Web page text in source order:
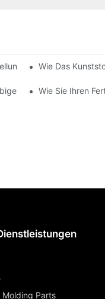
Robuster,
Wie Das
Konsumgüter Ist
Wie Sie Ihren
Parts